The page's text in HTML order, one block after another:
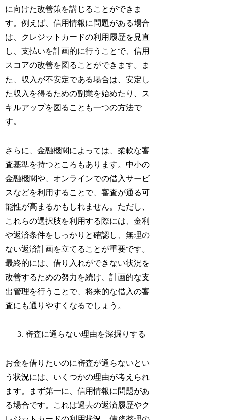
に向けた改善策を講じることができま
す。例えば、信用情報に問題がある場合
は、クレジットカードの利用履歴を見直
し、支払いを計画的に行うことで、信用
スコアの改善を図ることができます。ま
た、収入が不安定である場合は、安定し
た収入を得るための副業を始めたり、ス
キルアップを図ることも一つの方法で
す。
さらに、金融機関によっては、柔軟な審
査基準を持つところもあります。中小の
金融機関や、オンラインでの借入サービ
スなどを利用することで、審査が通る可
能性が高まるかもしれません。ただし、
これらの選択肢を利用する際には、金利
や返済条件をしっかりと確認し、無理の
ない返済計画を立てることが重要です。
最終的には、借り入れができない状況を
改善するための努力を続け、計画的な支
出管理を行うことで、将来的な借入の審
査にも通りやすくなるでしょう。
審査に通らない理由を深掘りする
お金を借りたいのに審査が通らないとい
う状況には、いくつかの理由が考えられ
ます。まず第一に、信用情報に問題があ
る場合です。これは過去の返済履歴やク